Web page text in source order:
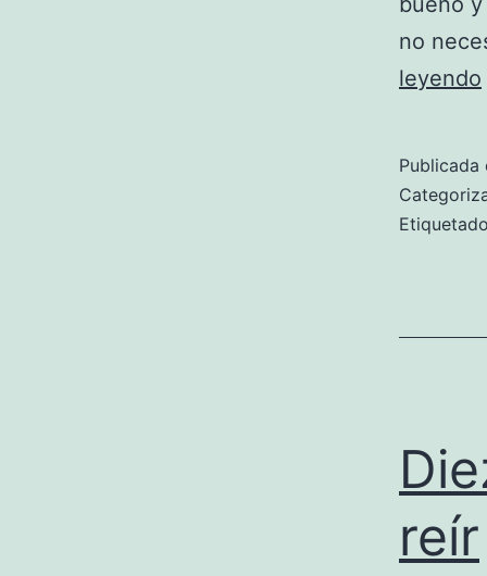
no
leyendo
Publicada
reír